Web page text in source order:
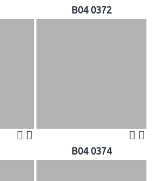
B04 0372
B04 0374